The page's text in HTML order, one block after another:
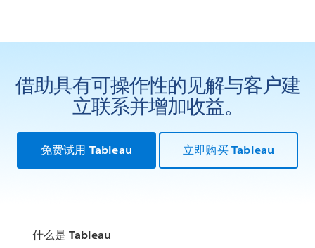
借助具有可操作性的见解与客户建
立联系并增加收益。
免费试用 Tableau 立即购买 Tableau
什么是 Tableau